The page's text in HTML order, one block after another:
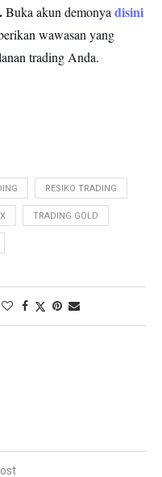
.Buka akun demonyadisini
wawasan yang
trading Anda.
RESIKO TRADING
TRADING GOLD